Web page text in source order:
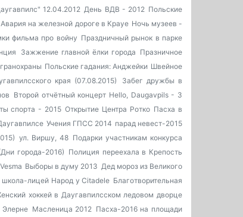
12.04.2012 День ВДВ - 2012 Польские
Авария на железной дороге в Крауе Ночь музеев -
фильма про войну Праздничный рынок в парке
Зажжение главной ёлки города Празничное
Польские гадания: Анджейки Швейное
края (07.08.2015)
Забег дружбы в
Второй отчётный концерт Hello, Daugavpils - 3
спорта - 2015 Открытие Центра Ротко Пасха в
Учения ГПСС 2014 парад невест-2015
ул. Виршу, 48 Подарки участникам конкурса
города-2016) Полиция переехала в Крепость
Выборы в думу 2013 Дед мороз из Великого
школа-лицей Народ у Citadele Благотворительная
хоккей в Даугавпилсском ледовом дворце
Элерне Масленица 2012 Пасха-2016 на площади